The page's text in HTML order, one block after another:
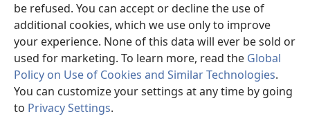
be refused. You can accept or decline the use of
additional cookies, which we use only to improve
your experience. None of this data will ever be sold or
used for marketing. To learn more, read the Global
Policy on Use of Cookies and Similar Technologies.
You can customize your settings at any time by going
to Privacy Settings.
Watchtower Library
Copyright© 2026 Watch Tower Bible and Tract Society of Pennsylvania.
MGA KASUGTANAN SA PAGGAMIT